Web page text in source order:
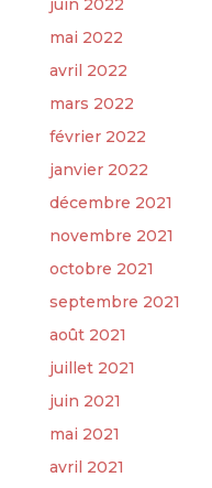
juin 2022
mai 2022
avril 2022
mars 2022
février 2022
janvier 2022
décembre 2021
novembre 2021
octobre 2021
septembre 2021
août 2021
juillet 2021
juin 2021
mai 2021
avril 2021